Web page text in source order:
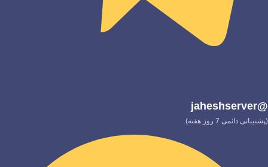
@jaheshserver
(پشتیبانی دائمی 7 روز هفته)